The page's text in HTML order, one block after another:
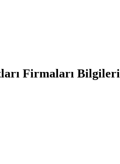
Firmaları Bilgileri